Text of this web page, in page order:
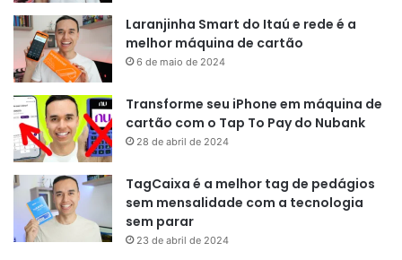
Laranjinha Smart do Itaú e rede é a
melhor máquina de cartão
6 de maio de 2024
Transforme seu iPhone em máquina de
cartão com o Tap To Pay do Nubank
28 de abril de 2024
TagCaixa é a melhor tag de pedágios
sem mensalidade com a tecnologia
sem parar
23 de abril de 2024